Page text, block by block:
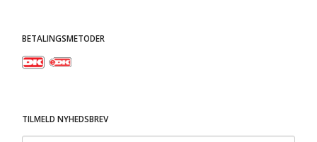
BETALINGSMETODER
TILMELD NYHEDSBREV